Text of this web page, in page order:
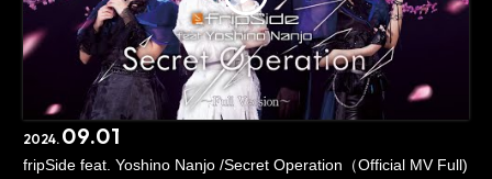
2024. 09.01
fripSide feat. Yoshino Nanjo /Secret Operation（Official MV Full)